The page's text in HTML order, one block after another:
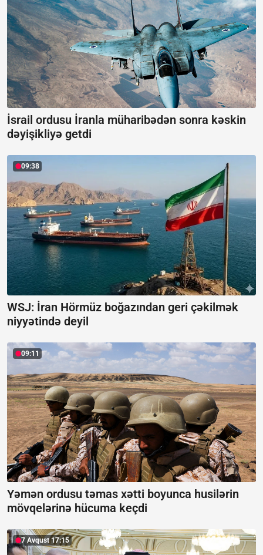
İsrail ordusu İranla müharibədən sonra kəskin
dəyişikliyə getdi
09:38
WSJ: İran Hörmüz boğazından geri çəkilmək
niyyətində deyil
09:11
Yəmən ordusu təmas xətti boyunca husilərin
mövqelərinə hücuma keçdi
7 Avqust 17:15